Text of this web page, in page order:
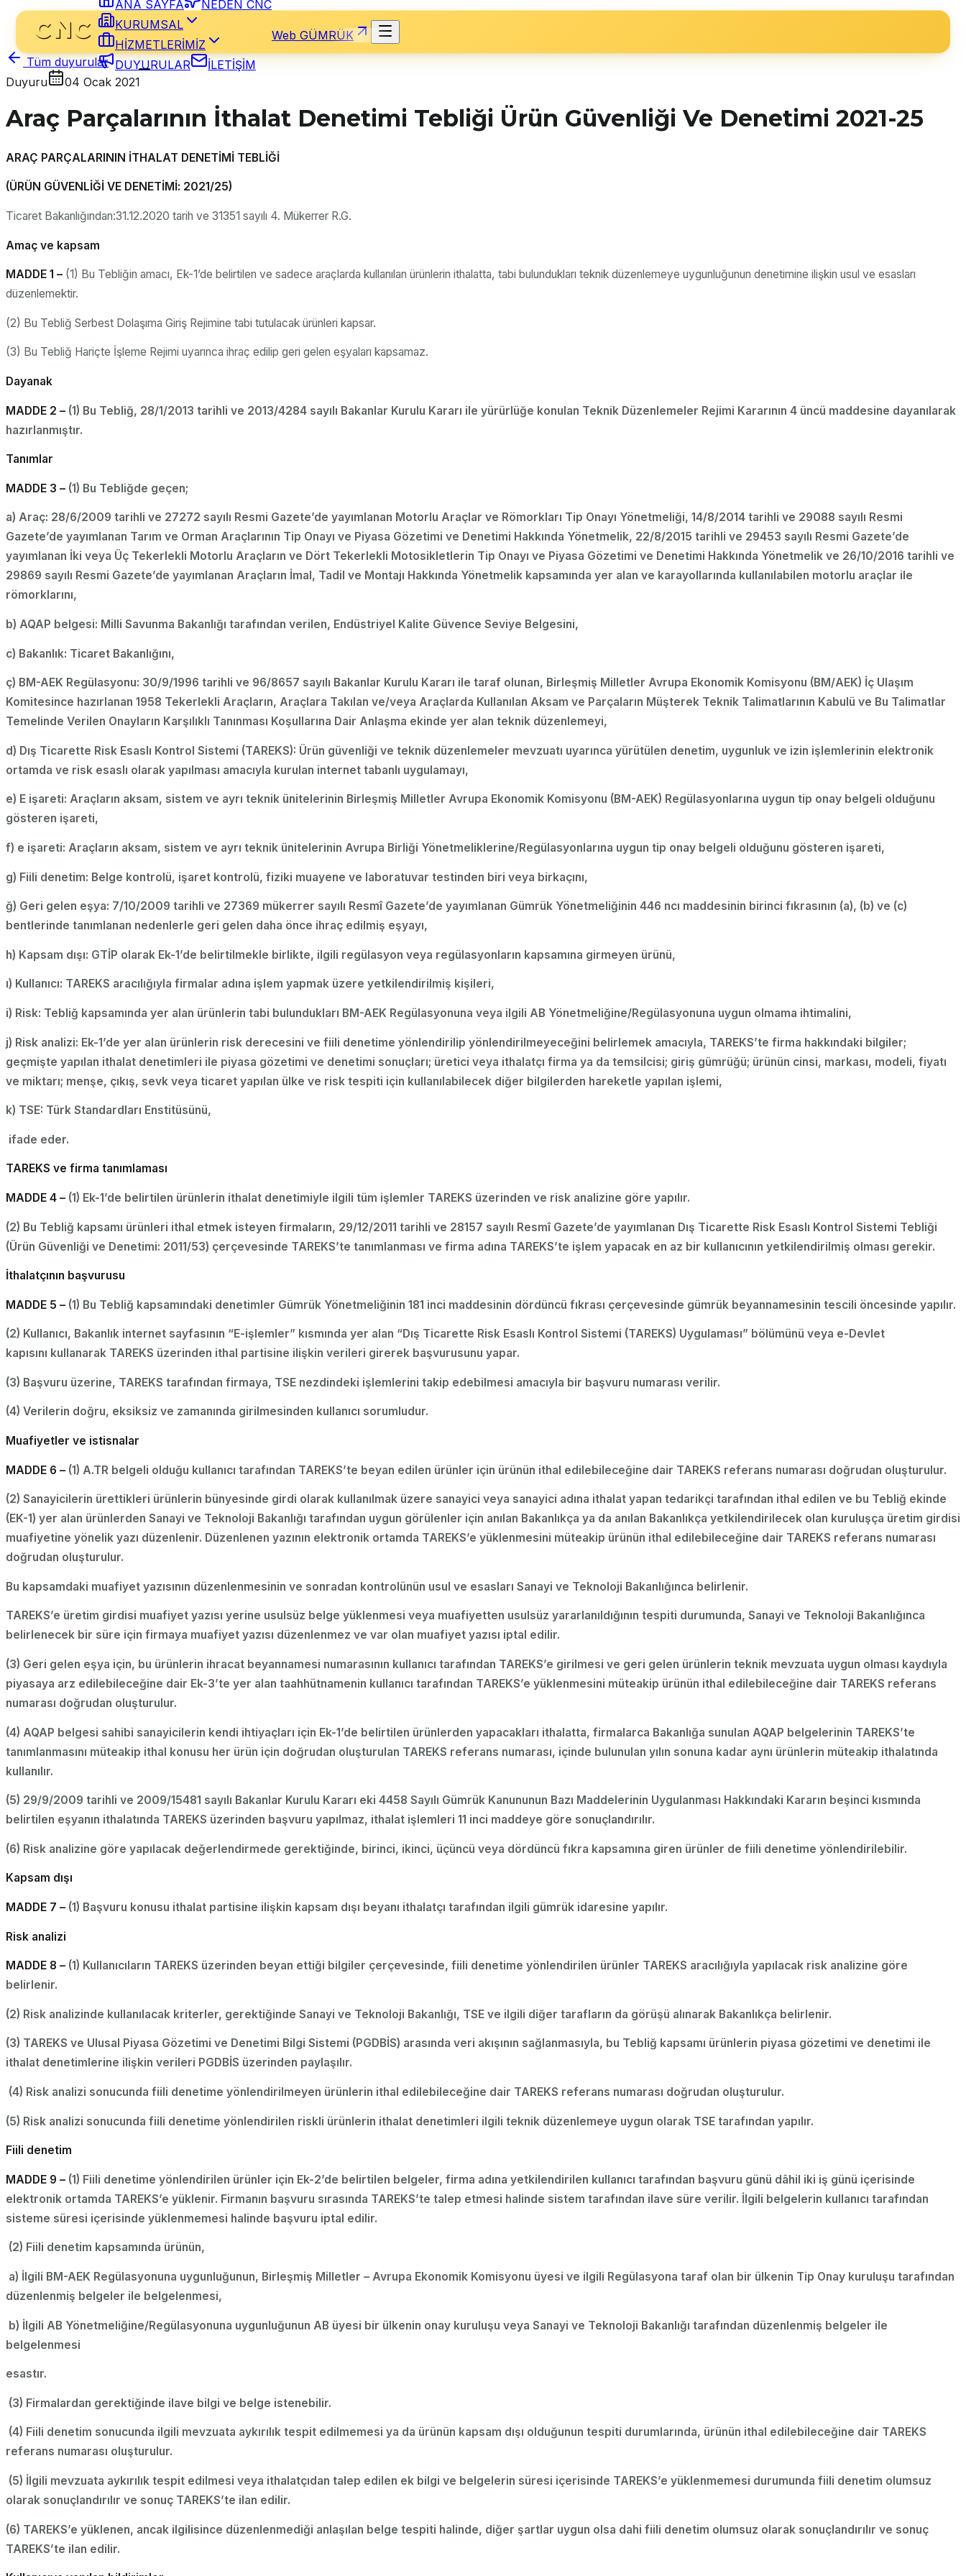
ANA SAYFA
NEDEN CNC
KURUMSAL
HİZMETLERİMİZ
DUYURULAR
İLETİŞİM
Web GÜMRÜK
Tüm duyurular
Duyuru
04 Ocak 2021
Araç Parçalarının İthalat Denetimi Tebliği Ürün Güvenliği Ve Denetimi 2021-25
ARAÇ PARÇALARININ İTHALAT DENETİMİ TEBLİĞİ
(ÜRÜN GÜVENLİĞİ VE DENETİMİ: 2021/25)
Ticaret Bakanlığından:31.12.2020 tarih ve 31351 sayılı 4. Mükerrer R.G.
Amaç ve kapsam
MADDE 1 – (1) Bu Tebliğin amacı, Ek-1’de belirtilen ve sadece araçlarda kullanılan ürünlerin ithalatta, tabi bulundukları teknik düzenlemeye uygunluğunun denetimine ilişkin usul ve esasları
düzenlemektir.
(2) Bu Tebliğ Serbest Dolaşıma Giriş Rejimine tabi tutulacak ürünleri kapsar.
(3) Bu Tebliğ Hariçte İşleme Rejimi uyarınca ihraç edilip geri gelen eşyaları kapsamaz.
Dayanak
MADDE 2 – (1) Bu Tebliğ, 28/1/2013 tarihli ve 2013/4284 sayılı Bakanlar Kurulu Kararı ile yürürlüğe konulan Teknik Düzenlemeler Rejimi Kararının 4 üncü maddesine dayanılarak
hazırlanmıştır.
Tanımlar
MADDE 3 – (1) Bu Tebliğde geçen;
a) Araç: 28/6/2009 tarihli ve 27272 sayılı Resmi Gazete’de yayımlanan Motorlu Araçlar ve Römorkları Tip Onayı Yönetmeliği, 14/8/2014 tarihli ve 29088 sayılı Resmi
Gazete’de yayımlanan Tarım ve Orman Araçlarının Tip Onayı ve Piyasa Gözetimi ve Denetimi Hakkında Yönetmelik, 22/8/2015 tarihli ve 29453 sayılı Resmi Gazete’de
yayımlanan İki veya Üç Tekerlekli Motorlu Araçların ve Dört Tekerlekli Motosikletlerin Tip Onayı ve Piyasa Gözetimi ve Denetimi Hakkında Yönetmelik ve 26/10/2016 tarihli ve
29869 sayılı Resmi Gazete’de yayımlanan Araçların İmal, Tadil ve Montajı Hakkında Yönetmelik kapsamında yer alan ve karayollarında kullanılabilen motorlu araçlar ile
römorklarını,
b) AQAP belgesi: Milli Savunma Bakanlığı tarafından verilen, Endüstriyel Kalite Güvence Seviye Belgesini,
c) Bakanlık: Ticaret Bakanlığını,
ç) BM-AEK Regülasyonu: 30/9/1996 tarihli ve 96/8657 sayılı Bakanlar Kurulu Kararı ile taraf olunan, Birleşmiş Milletler Avrupa Ekonomik Komisyonu (BM/AEK) İç Ulaşım
Komitesince hazırlanan 1958 Tekerlekli Araçların, Araçlara Takılan ve/veya Araçlarda Kullanılan Aksam ve Parçaların Müşterek Teknik Talimatlarının Kabulü ve Bu Talimatlar
Temelinde Verilen Onayların Karşılıklı Tanınması Koşullarına Dair Anlaşma ekinde yer alan teknik düzenlemeyi,
d) Dış Ticarette Risk Esaslı Kontrol Sistemi (TAREKS): Ürün güvenliği ve teknik düzenlemeler mevzuatı uyarınca yürütülen denetim, uygunluk ve izin işlemlerinin elektronik
ortamda ve risk esaslı olarak yapılması amacıyla kurulan internet tabanlı uygulamayı,
e) E işareti: Araçların aksam, sistem ve ayrı teknik ünitelerinin Birleşmiş Milletler Avrupa Ekonomik Komisyonu (BM-AEK) Regülasyonlarına uygun tip onay belgeli olduğunu
gösteren işareti,
f) e işareti: Araçların aksam, sistem ve ayrı teknik ünitelerinin Avrupa Birliği Yönetmeliklerine/Regülasyonlarına uygun tip onay belgeli olduğunu gösteren işareti,
g) Fiili denetim: Belge kontrolü, işaret kontrolü, fiziki muayene ve laboratuvar testinden biri veya birkaçını,
ğ) Geri gelen eşya: 7/10/2009 tarihli ve 27369 mükerrer sayılı Resmî Gazete’de yayımlanan Gümrük Yönetmeliğinin 446 ncı maddesinin birinci fıkrasının (a), (b) ve (c)
bentlerinde tanımlanan nedenlerle geri gelen daha önce ihraç edilmiş eşyayı,
h) Kapsam dışı: GTİP olarak Ek-1’de belirtilmekle birlikte, ilgili regülasyon veya regülasyonların kapsamına girmeyen ürünü,
ı) Kullanıcı: TAREKS aracılığıyla firmalar adına işlem yapmak üzere yetkilendirilmiş kişileri,
i) Risk: Tebliğ kapsamında yer alan ürünlerin tabi bulundukları BM-AEK Regülasyonuna veya ilgili AB Yönetmeliğine/Regülasyonuna uygun olmama ihtimalini,
j) Risk analizi: Ek-1’de yer alan ürünlerin risk derecesini ve fiili denetime yönlendirilip yönlendirilmeyeceğini belirlemek amacıyla, TAREKS’te firma hakkındaki bilgiler;
geçmişte yapılan ithalat denetimleri ile piyasa gözetimi ve denetimi sonuçları; üretici veya ithalatçı firma ya da temsilcisi; giriş gümrüğü; ürünün cinsi, markası, modeli, fiyatı
ve miktarı; menşe, çıkış, sevk veya ticaret yapılan ülke ve risk tespiti için kullanılabilecek diğer bilgilerden hareketle yapılan işlemi,
k) TSE: Türk Standardları Enstitüsünü,
ifade eder.
TAREKS ve firma tanımlaması
MADDE 4 – (1) Ek-1’de belirtilen ürünlerin ithalat denetimiyle ilgili tüm işlemler TAREKS üzerinden ve risk analizine göre yapılır.
(2) Bu Tebliğ kapsamı ürünleri ithal etmek isteyen firmaların, 29/12/2011 tarihli ve 28157 sayılı Resmî Gazete’de yayımlanan Dış Ticarette Risk Esaslı Kontrol Sistemi Tebliği
(Ürün Güvenliği ve Denetimi: 2011/53) çerçevesinde TAREKS’te tanımlanması ve firma adına TAREKS’te işlem yapacak en az bir kullanıcının yetkilendirilmiş olması gerekir.
İthalatçının başvurusu
MADDE 5 – (1) Bu Tebliğ kapsamındaki denetimler Gümrük Yönetmeliğinin 181 inci maddesinin dördüncü fıkrası çerçevesinde gümrük beyannamesinin tescili öncesinde yapılır.
(2) Kullanıcı, Bakanlık internet sayfasının “E-işlemler” kısmında yer alan “Dış Ticarette Risk Esaslı Kontrol Sistemi (TAREKS) Uygulaması” bölümünü veya e-Devlet
kapısını kullanarak TAREKS üzerinden ithal partisine ilişkin verileri girerek başvurusunu yapar.
(3) Başvuru üzerine, TAREKS tarafından firmaya, TSE nezdindeki işlemlerini takip edebilmesi amacıyla bir başvuru numarası verilir.
(4) Verilerin doğru, eksiksiz ve zamanında girilmesinden kullanıcı sorumludur.
Muafiyetler ve istisnalar
MADDE 6 – (1) A.TR belgeli olduğu kullanıcı tarafından TAREKS’te beyan edilen ürünler için ürünün ithal edilebileceğine dair TAREKS referans numarası doğrudan oluşturulur.
(2) Sanayicilerin ürettikleri ürünlerin bünyesinde girdi olarak kullanılmak üzere sanayici veya sanayici adına ithalat yapan tedarikçi tarafından ithal edilen ve bu Tebliğ ekinde
(EK-1) yer alan ürünlerden Sanayi ve Teknoloji Bakanlığı tarafından uygun görülenler için anılan Bakanlıkça ya da anılan Bakanlıkça yetkilendirilecek olan kuruluşça üretim girdisi
muafiyetine yönelik yazı düzenlenir. Düzenlenen yazının elektronik ortamda TAREKS’e yüklenmesini müteakip ürünün ithal edilebileceğine dair TAREKS referans numarası
doğrudan oluşturulur.
Bu kapsamdaki muafiyet yazısının düzenlenmesinin ve sonradan kontrolünün usul ve esasları Sanayi ve Teknoloji Bakanlığınca belirlenir.
TAREKS’e üretim girdisi muafiyet yazısı yerine usulsüz belge yüklenmesi veya muafiyetten usulsüz yararlanıldığının tespiti durumunda, Sanayi ve Teknoloji Bakanlığınca
belirlenecek bir süre için firmaya muafiyet yazısı düzenlenmez ve var olan muafiyet yazısı iptal edilir.
(3) Geri gelen eşya için, bu ürünlerin ihracat beyannamesi numarasının kullanıcı tarafından TAREKS’e girilmesi ve geri gelen ürünlerin teknik mevzuata uygun olması kaydıyla
piyasaya arz edilebileceğine dair Ek-3’te yer alan taahhütnamenin kullanıcı tarafından TAREKS’e yüklenmesini müteakip ürünün ithal edilebileceğine dair TAREKS referans
numarası doğrudan oluşturulur.
(4) AQAP belgesi sahibi sanayicilerin kendi ihtiyaçları için Ek-1’de belirtilen ürünlerden yapacakları ithalatta, firmalarca Bakanlığa sunulan AQAP belgelerinin TAREKS’te
tanımlanmasını müteakip ithal konusu her ürün için doğrudan oluşturulan TAREKS referans numarası, içinde bulunulan yılın sonuna kadar aynı ürünlerin müteakip ithalatında
kullanılır.
(5) 29/9/2009 tarihli ve 2009/15481 sayılı Bakanlar Kurulu Kararı eki 4458 Sayılı Gümrük Kanununun Bazı Maddelerinin Uygulanması Hakkındaki Kararın beşinci kısmında
belirtilen eşyanın ithalatında TAREKS üzerinden başvuru yapılmaz, ithalat işlemleri 11 inci maddeye göre sonuçlandırılır.
(6) Risk analizine göre yapılacak değerlendirmede gerektiğinde, birinci, ikinci, üçüncü veya dördüncü fıkra kapsamına giren ürünler de fiili denetime yönlendirilebilir.
Kapsam dışı
MADDE 7 – (1) Başvuru konusu ithalat partisine ilişkin kapsam dışı beyanı ithalatçı tarafından ilgili gümrük idaresine yapılır.
Risk analizi
MADDE 8 – (1) Kullanıcıların TAREKS üzerinden beyan ettiği bilgiler çerçevesinde, fiili denetime yönlendirilen ürünler TAREKS aracılığıyla yapılacak risk analizine göre
belirlenir.
(2) Risk analizinde kullanılacak kriterler, gerektiğinde Sanayi ve Teknoloji Bakanlığı, TSE ve ilgili diğer tarafların da görüşü alınarak Bakanlıkça belirlenir.
(3) TAREKS ve Ulusal Piyasa Gözetimi ve Denetimi Bilgi Sistemi (PGDBİS) arasında veri akışının sağlanmasıyla, bu Tebliğ kapsamı ürünlerin piyasa gözetimi ve denetimi ile
ithalat denetimlerine ilişkin verileri PGDBİS üzerinden paylaşılır.
(4) Risk analizi sonucunda fiili denetime yönlendirilmeyen ürünlerin ithal edilebileceğine dair TAREKS referans numarası doğrudan oluşturulur.
(5) Risk analizi sonucunda fiili denetime yönlendirilen riskli ürünlerin ithalat denetimleri ilgili teknik düzenlemeye uygun olarak TSE tarafından yapılır.
Fiili denetim
MADDE 9 – (1) Fiili denetime yönlendirilen ürünler için Ek-2’de belirtilen belgeler, firma adına yetkilendirilen kullanıcı tarafından başvuru günü dâhil iki iş günü içerisinde
elektronik ortamda TAREKS’e yüklenir. Firmanın başvuru sırasında TAREKS’te talep etmesi halinde sistem tarafından ilave süre verilir. İlgili belgelerin kullanıcı tarafından
sisteme süresi içerisinde yüklenmemesi halinde başvuru iptal edilir.
(2) Fiili denetim kapsamında ürünün,
a) İlgili BM-AEK Regülasyonuna uygunluğunun, Birleşmiş Milletler – Avrupa Ekonomik Komisyonu üyesi ve ilgili Regülasyona taraf olan bir ülkenin Tip Onay kuruluşu tarafından
düzenlenmiş belgeler ile belgelenmesi,
b) İlgili AB Yönetmeliğine/Regülasyonuna uygunluğunun AB üyesi bir ülkenin onay kuruluşu veya Sanayi ve Teknoloji Bakanlığı tarafından düzenlenmiş belgeler ile
belgelenmesi
esastır.
(3) Firmalardan gerektiğinde ilave bilgi ve belge istenebilir.
(4) Fiili denetim sonucunda ilgili mevzuata aykırılık tespit edilmemesi ya da ürünün kapsam dışı olduğunun tespiti durumlarında, ürünün ithal edilebileceğine dair TAREKS
referans numarası oluşturulur.
(5) İlgili mevzuata aykırılık tespit edilmesi veya ithalatçıdan talep edilen ek bilgi ve belgelerin süresi içerisinde TAREKS’e yüklenmemesi durumunda fiili denetim olumsuz
olarak sonuçlandırılır ve sonuç TAREKS’te ilan edilir.
(6) TAREKS’e yüklenen, ancak ilgilisince düzenlenmediği anlaşılan belge tespiti halinde, diğer şartlar uygun olsa dahi fiili denetim olumsuz olarak sonuçlandırılır ve sonuç
TAREKS’te ilan edilir.